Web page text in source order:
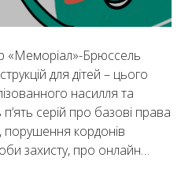
«Меморіал»-Брюссель
для дітей – цього
насилля та
п’ять серій про базові права
порушення кордонів
захисту, про онлайн…